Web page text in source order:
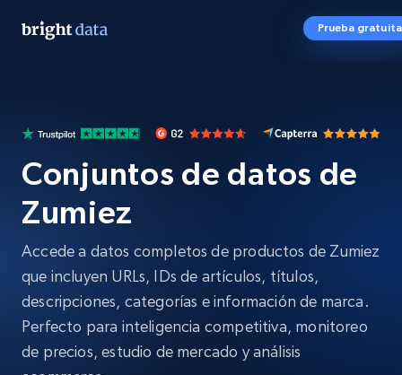
Prueba gratuita
Conjuntos de datos de
Zumiez
Accede a datos completos de productos de Zumiez
que incluyen URLs, IDs de artículos, títulos,
descripciones, categorías e información de marca.
Perfecto para inteligencia competitiva, monitoreo
de precios, estudio de mercado y análisis